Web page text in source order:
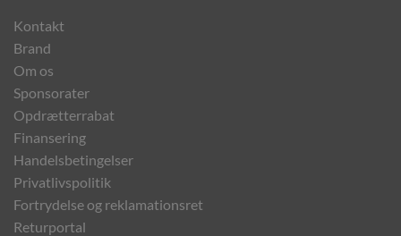
Kontakt
Brand
Om os
Sponsorater
Opdrætterrabat
Finansering
Handelsbetingelser
Privatlivspolitik
Fortrydelse og reklamationsret
Returportal